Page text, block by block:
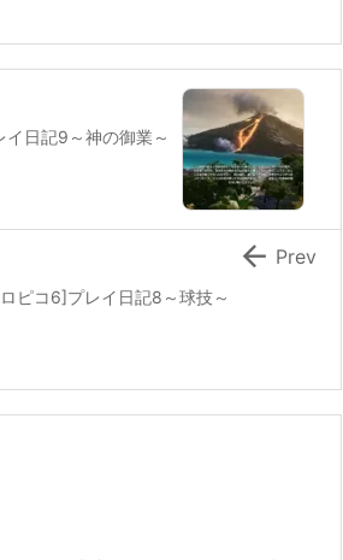
日記9～神の御業～
ピコ6]プレイ日記8～球技～
 Prev